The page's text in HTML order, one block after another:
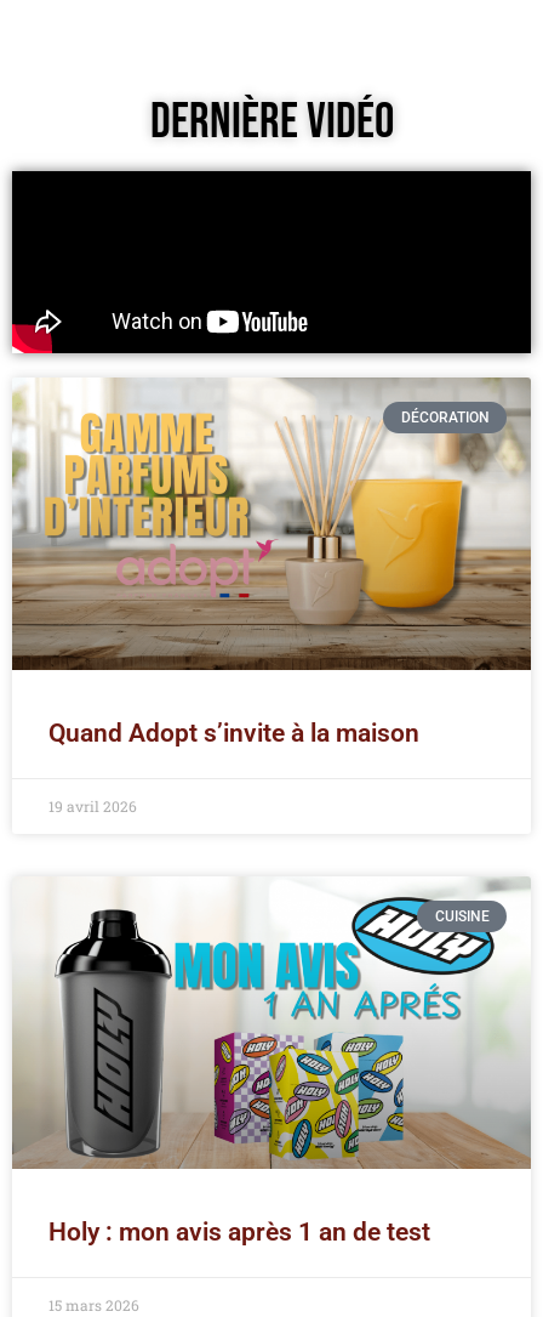
Dernière Vidéo
DÉCORATION
Quand Adopt s’invite à la maison
19 avril 2026
CUISINE
Holy : mon avis après 1 an de test
15 mars 2026